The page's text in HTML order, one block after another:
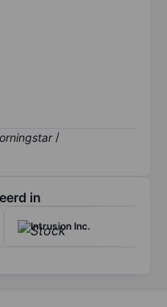
/
in
Intrusion Inc.